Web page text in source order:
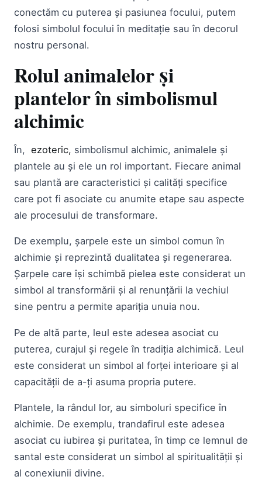
conectăm cu puterea și pasiunea focului, putem
folosi simbolul focului în meditație sau în decorul
nostru personal.
Rolul animalelor și
plantelor în simbolismul
alchimic
În, ezoteric, simbolismul alchimic, animalele și
plantele au și ele un rol important. Fiecare animal
sau plantă are caracteristici și calități specifice
care pot fi asociate cu anumite etape sau aspecte
ale procesului de transformare.
De exemplu, șarpele este un simbol comun în
alchimie și reprezintă dualitatea și regenerarea.
Șarpele care își schimbă pielea este considerat un
simbol al transformării și al renunțării la vechiul
sine pentru a permite apariția unuia nou.
Pe de altă parte, leul este adesea asociat cu
puterea, curajul și regele în tradiția alchimică. Leul
este considerat un simbol al forței interioare și al
capacității de a-ți asuma propria putere.
Plantele, la rândul lor, au simboluri specifice în
alchimie. De exemplu, trandafirul este adesea
asociat cu iubirea și puritatea, în timp ce lemnul de
santal este considerat un simbol al spiritualității și
al conexiunii divine.